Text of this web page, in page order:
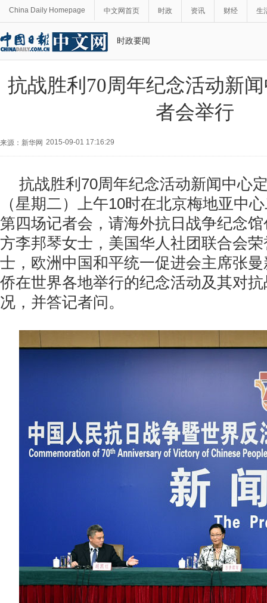
China Daily Homepage 中文网首页 时政 资讯 财经 生
时政要闻
抗战胜利70周年纪念活动新
者会举行
来源：新华网 2015-09-01 17:16:29
抗战胜利70周年纪念活动新闻中心
（星期二）上午10时在北京梅地亚中
第四场记者会，请海外抗日战争纪念
方李邦琴女士，美国华人社团联合会
士，欧洲中国和平统一促进会主席张
侨在世界各地举行的纪念活动及其对
况，并答记者问。